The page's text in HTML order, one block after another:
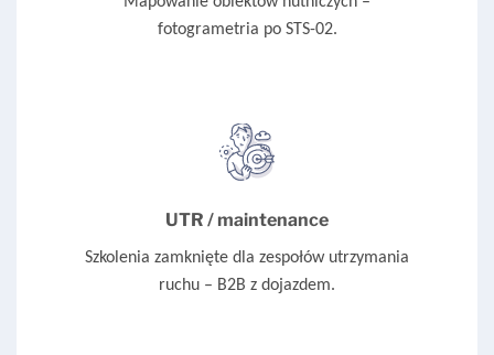
fotogrametria po STS-02.
UTR / maintenance
Szkolenia zamknięte dla zespołów utrzymania
ruchu – B2B z dojazdem.